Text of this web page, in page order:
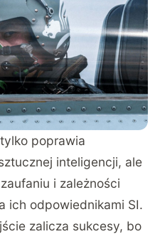
poprawia
inteligencji, ale
i zależności
ich odpowiednikami SI.
zalicza sukcesy, bo